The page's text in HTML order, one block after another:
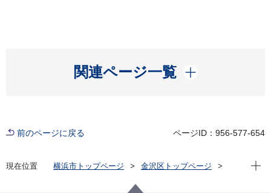
関連ページ一覧
開く
前のページに戻る ページID：956-577-654
現在位置 横浜市トップページ
金沢区トップページ
介護保険以外のサービス
現在